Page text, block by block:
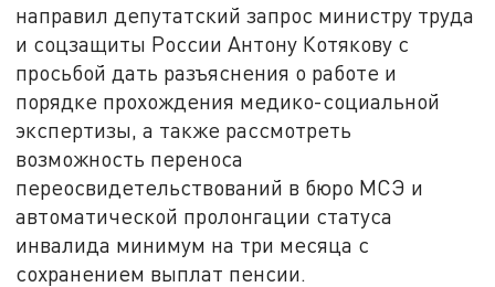
направил депутатский запрос министру труда
и соцзащиты России Антону Котякову с
просьбой дать разъяснения о работе и
порядке прохождения медико-социальной
экспертизы, а также рассмотреть
возможность переноса
переосвидетельствований в бюро МСЭ и
автоматической пролонгации статуса
инвалида минимум на три месяца с
сохранением выплат пенсии.